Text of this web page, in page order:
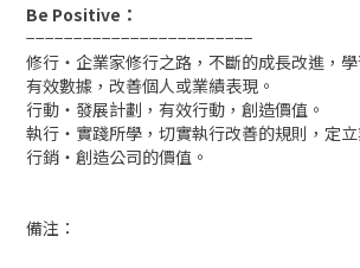
Be Positive ：
−−−−−−−−−−−−−−−−−−−−−−−−
修行・企業家修行之路，不斷的成長改進，
有效數據，改善個人或業績表現。
行動・發展計劃，有效行動，創造價值。
執行・實踐所學，切實執行改善的規則，定
行銷・創造公司的價值。
備注：